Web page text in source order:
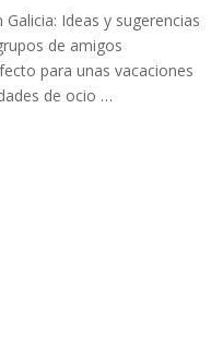
Ideas y sugerencias
de amigos
para unas vacaciones
de ocio …